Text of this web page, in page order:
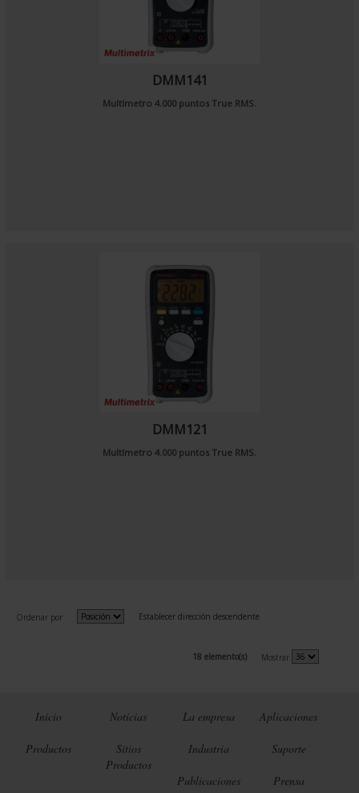
DMM141
Multímetro 4.000 puntos True RMS.
DMM121
Multímetro 4.000 puntos True RMS.
Ordenar por Establecer dirección descendente
18 elemento(s) Mostrar
Inicio Noticias La empresa Aplicaciones
Productos
Sitios
Productos
Industria Suporte
Publicaciones Prensa